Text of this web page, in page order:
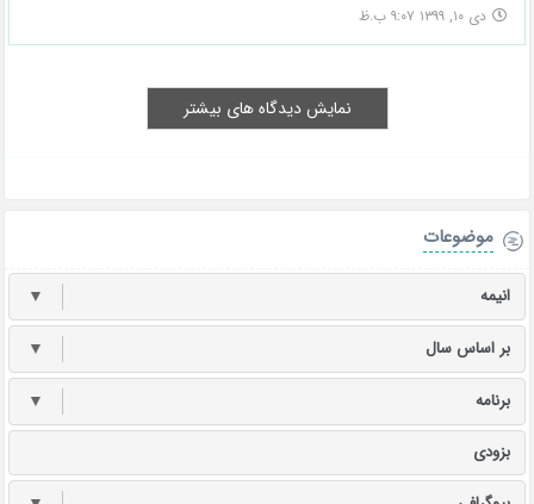
دی ۱۰, ۱۳۹۹ ۹:۰۷ ب.ظ
نمایش دیدگاه های بیشتر
موضوعات
انیمه ▼
بر اساس سال ▼
برنامه ▼
بزودی